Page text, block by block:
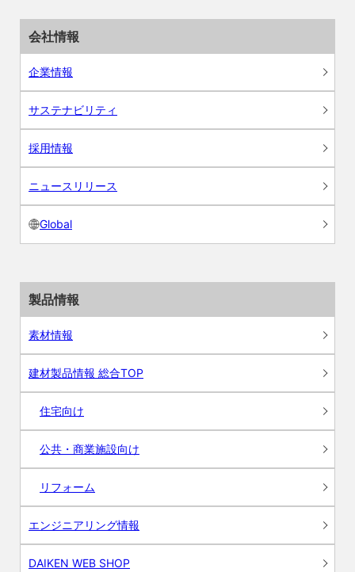
会社情報
企業情報
サステナビリティ
採用情報
ニュースリリース
Global
製品情報
素材情報
建材製品情報 総合TOP
住宅向け
公共・商業施設向け
リフォーム
エンジニアリング情報
DAIKEN WEB SHOP